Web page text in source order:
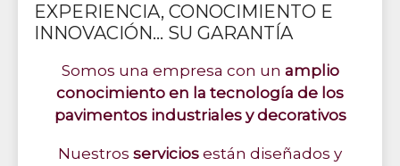
EXPERIENCIA, CONOCIMIENTO E
INNOVACIÓN... SU GARANTÍA
Somos una empresa con un amplio
conocimiento en la tecnología de los
pavimentos industriales y decorativos
Nuestros servicios están diseñados y